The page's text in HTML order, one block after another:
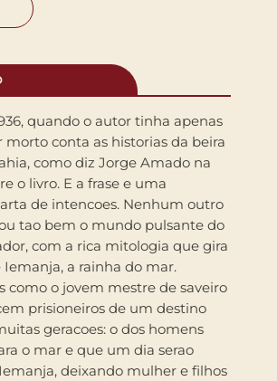
quando o autor tinha apenas
morto conta as historias da beira
como diz Jorge Amado na
o livro. E a frase e uma
de intencoes. Nenhum outro
tao bem o mundo pulsante do
com a rica mitologia que gira
a rainha do mar.
como o jovem mestre de saveiro
prisioneiros de um destino
geracoes: o dos homens
o mar e que um dia serao
deixando mulher e filhos